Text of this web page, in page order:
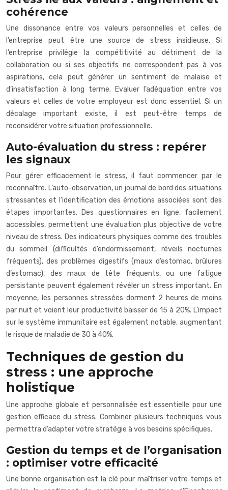
cohérence
Une dissonance entre vos valeurs personnelles et celles de
l’entreprise peut être une source de stress insidieuse. Si
l’entreprise privilégie la compétitivité au détriment de la
collaboration ou si ses objectifs ne correspondent pas à vos
aspirations, cela peut générer un sentiment de malaise et
d’insatisfaction à long terme. Evaluer l’adéquation entre vos
valeurs et celles de votre employeur est donc essentiel. Si un
décalage important existe, il est peut-être temps de
reconsidérer votre situation professionnelle.
Auto-évaluation du stress : repérer
les signaux
Pour gérer efficacement le stress, il faut commencer par le
reconnaître. L’auto-observation, un journal de bord des situations
stressantes et l’identification des émotions associées sont des
étapes importantes. Des questionnaires en ligne, facilement
accessibles, permettent une évaluation plus objective de votre
niveau de stress. Des indicateurs physiques comme des troubles
du sommeil (difficultés d’endormissement, réveils nocturnes
fréquents), des problèmes digestifs (maux d’estomac, brûlures
d’estomac), des maux de tête fréquents, ou une fatigue
persistante peuvent également révéler un stress important. En
moyenne, les personnes stressées dorment 2 heures de moins
par nuit et voient leur productivité baisser de 15 à 20%. L’impact
sur le système immunitaire est également notable, augmentant
le risque de maladie de 30 à 40%.
Techniques de gestion du
stress : une approche
holistique
Une approche globale et personnalisée est essentielle pour une
gestion efficace du stress. Combiner plusieurs techniques vous
permettra d’adapter votre stratégie à vos besoins spécifiques.
Gestion du temps et de l’organisation
: optimiser votre efficacité
Une bonne organisation est la clé pour maîtriser votre temps et